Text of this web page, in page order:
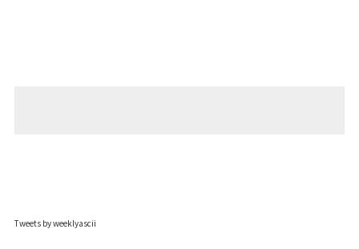
Tweets by weeklyascii